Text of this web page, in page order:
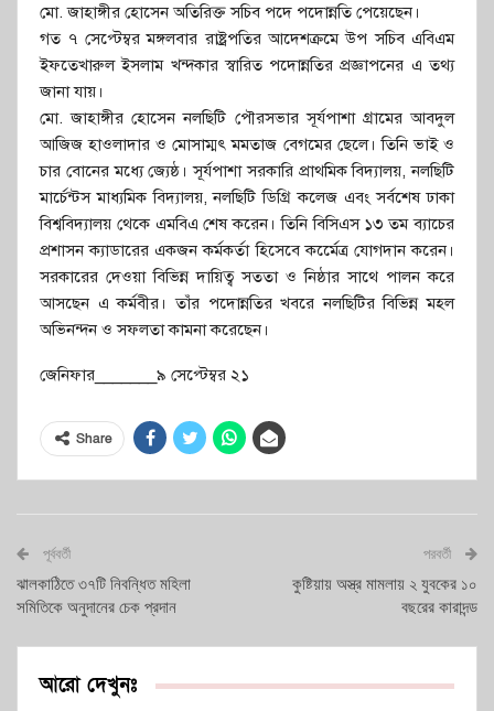
মো. জাহাঙ্গীর হোসেন অতিরিক্ত সচিব পদে পদোন্নতি পেয়েছেন।
গত ৭ সেপ্টেম্বর মঙ্গলবার রাষ্ট্রপতির আদেশক্রমে উপ সচিব এবিএম
ইফতেখারুল ইসলাম খন্দকার স্বারিত পদোন্নতির প্রজ্ঞাপনের এ তথ্য
জানা যায়।
মো. জাহাঙ্গীর হোসেন নলছিটি পৌরসভার সূর্যপাশা গ্রামের আবদুল
আজিজ হাওলাদার ও মোসাম্মৎ মমতাজ বেগমের ছেলে। তিনি ভাই ও
চার বোনের মধ্যে জ্যেষ্ঠ। সূর্যপাশা সরকারি প্রাথমিক বিদ্যালয়, নলছিটি
মার্চেন্টস মাধ্যমিক বিদ্যালয়, নলছিটি ডিগ্রি কলেজ এবং সর্বশেষ ঢাকা
বিশ্ববিদ্যালয় থেকে এমবিএ শেষ করেন। তিনি বিসিএস ১৩ তম ব্যাচের
প্রশাসন ক্যাডারের একজন কর্মকর্তা হিসেবে কর্মেেত্র যোগদান করেন।
সরকারের দেওয়া বিভিন্ন দায়িত্ব সততা ও নিষ্ঠার সাথে পালন করে
আসছেন এ কর্মবীর। তাঁর পদোন্নতির খবরে নলছিটির বিভিন্ন মহল
অভিনন্দন ও সফলতা কামনা করেছেন।
জেনিফার_______৯ সেপ্টেম্বর ২১
Share
পূর্ববর্তী
ঝালকাঠিতে ৩৭টি নিবন্ধিত মহিলা
সমিতিকে অনুদানের চেক প্রদান
পরবর্তী
কুষ্টিয়ায় অস্ত্র মামলায় ২ যুবকের ১০
বছরের কারাদন্ড
আরো দেখুনঃ